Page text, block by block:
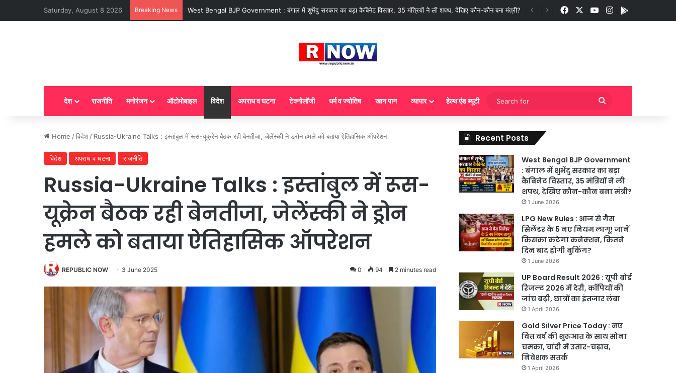
Saturday, August 8 2026 Breaking News LPG New Rules : आज से गैस सिलेंडर के 5 नए नियम लागू! जानें किसका कटेगा कनेक्शन, कितने दिन बाद होगी बुकिंग? FacebookYouTubeInstagram
देश राजनीति मनोरंजन ऑटोमोबाइल विदेश अपराध व घटना टेक्नोलॉजी धर्म व ज्योतिष खान पान व्यापार हेल्थ एंड ब्यूटी
Search
for
Home /विदेश / Russia-Ukraine Talks : इस्तांबुल में रूस-यूक्रेन बैठक रही बेनतीजा, जेलेंस्की ने ड्रोन हमले को बताया ऐतिहासिक ऑपरेशन
विदेश अपराध व घटना राजनीति
Russia-Ukraine Talks : इस्तांबुल में रूस-
यूक्रेन बैठक रही बेनतीजा, जेलेंस्की ने ड्रोन
हमले को बताया ऐतिहासिक ऑपरेशन
REPUBLIC NOW 3 June 2025 0 94 2 minutes read
Recent Posts
West Bengal BJP Government
: बंगाल में शुभेंदु सरकार का बड़ा
कैबिनेट विस्तार, 35 मंत्रियों ने ली
शपथ, देखिए कौन-कौन बना मंत्री?
1 June 2026
LPG New Rules : आज से गैस
सिलेंडर के 5 नए नियम लागू! जानें
किसका कटेगा कनेक्शन, कितने
दिन बाद होगी बुकिंग?
1 June 2026
UP Board Result 2026 : यूपी बोर्ड
रिजल्ट 2026 में देरी, कॉपियों की
जांच बढ़ी, छात्रों का इंतजार लंबा
1 April 2026
Gold Silver Price Today : नए
वित्त वर्ष की शुरुआत के साथ सोना
चमका, चांदी में उतार-चढ़ाव,
निवेशक सतर्क
1 April 2026